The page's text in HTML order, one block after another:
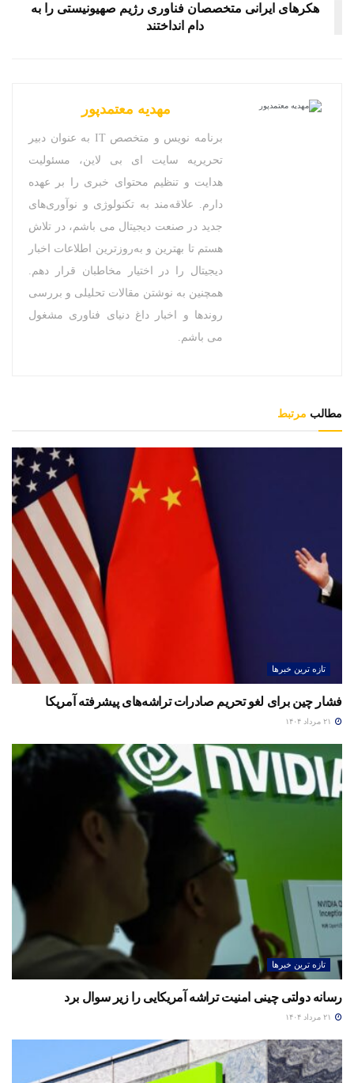
هکرهای ایرانی متخصصان فناوری رژیم صهیونیستی را به
دام انداختند
مهدیه معتمدپور
برنامه نویس و متخصص IT به عنوان دبیر
تحریریه سایت ای بی لاین، مسئولیت
هدایت و تنظیم محتوای خبری را بر عهده
دارم. علاقه‌مند به تکنولوژی و نوآوری‌های
جدید در صنعت دیجیتال می باشم، در تلاش
هستم تا بهترین و به‌روزترین اطلاعات اخبار
دیجیتال را در اختیار مخاطبان قرار دهم.
همچنین به نوشتن مقالات تحلیلی و بررسی
روندها و اخبار داغ دنیای فناوری مشغول
می باشم.
مطالب مرتبط
تازه ترین خبرها
فشار چین برای لغو تحریم صادرات تراشه‌های پیشرفته آمریکا
تازه ترین خبرها
رسانه دولتی چینی امنیت تراشه آمریکایی را زیر سوال برد